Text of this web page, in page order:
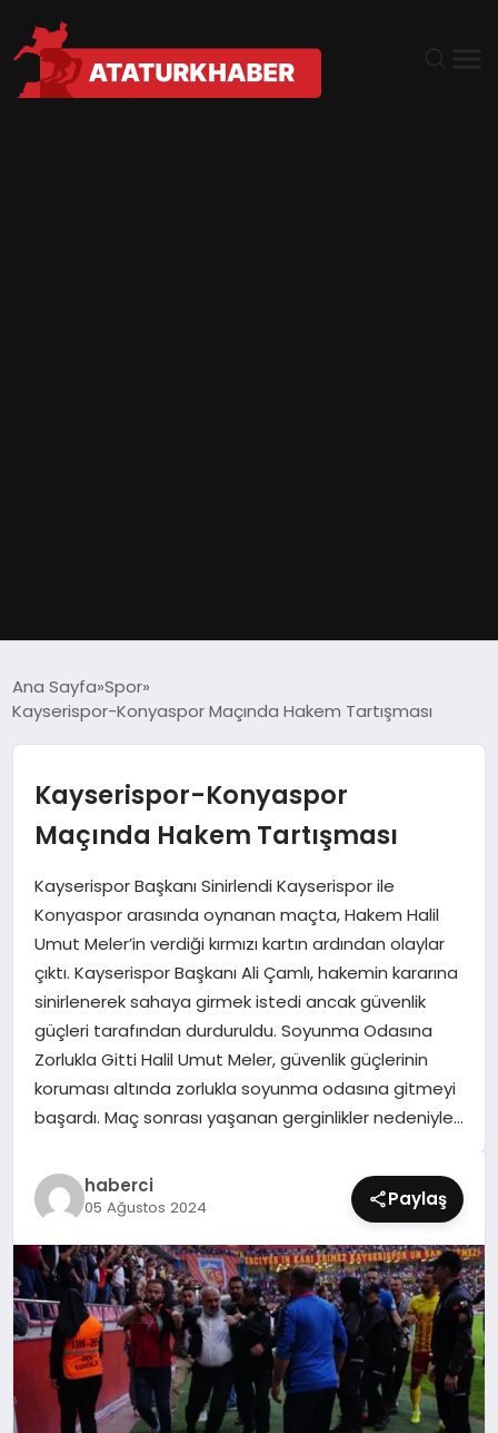
DÜNYA
EĞITIM
EKONOMI
MAGAZIN
SAĞLIK
SIYASET
SPOR
TEKNOLOJI
YAŞAM
Ana Sayfa Spor
Kayserispor-Konyaspor Maçında Hakem Tartışması
Kayserispor-Konyaspor
Maçında Hakem Tartışması
Kayserispor Başkanı Sinirlendi Kayserispor ile
Konyaspor arasında oynanan maçta, Hakem Halil
Umut Meler’in verdiği kırmızı kartın ardından olaylar
çıktı. Kayserispor Başkanı Ali Çamlı, hakemin kararına
sinirlenerek sahaya girmek istedi ancak güvenlik
güçleri tarafından durduruldu. Soyunma Odasına
Zorlukla Gitti Halil Umut Meler, güvenlik güçlerinin
koruması altında zorlukla soyunma odasına gitmeyi
başardı. Maç sonrası yaşanan gerginlikler nedeniyle…
haberci
05 Ağustos 2024 Paylaş